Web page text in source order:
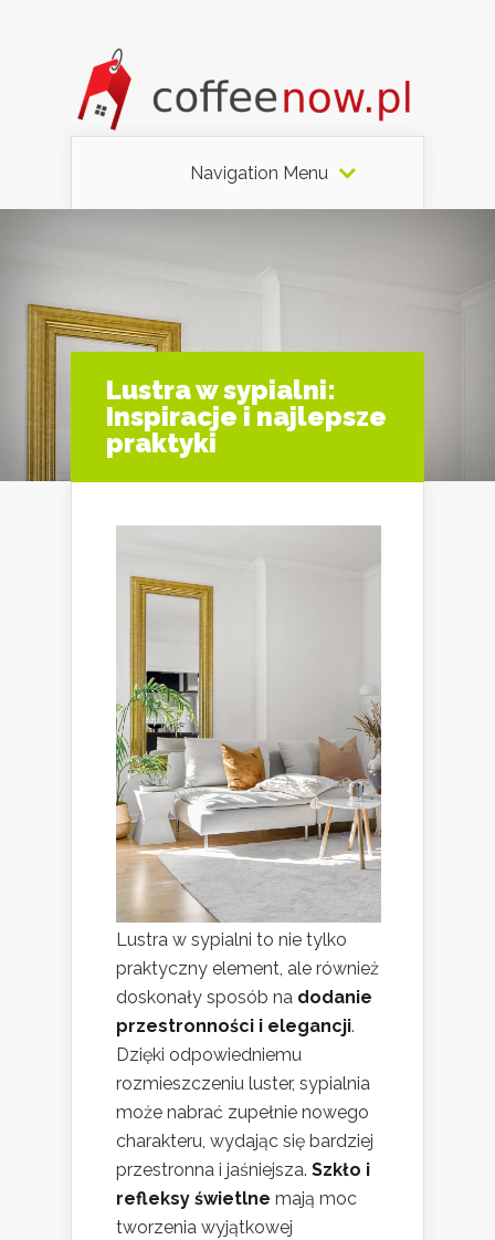
Navigation Menu
Lustra w sypialni:
Inspiracje i najlepsze
praktyki
Lustra w sypialni to nie tylko
praktyczny element, ale również
doskonały sposób na dodanie
przestronności i elegancji.
Dzięki odpowiedniemu
rozmieszczeniu luster, sypialnia
może nabrać zupełnie nowego
charakteru, wydając się bardziej
przestronna i jaśniejsza. Szkło i
refleksy świetlne mają moc
tworzenia wyjątkowej